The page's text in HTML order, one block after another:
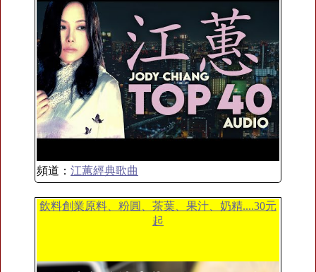
頻道： 江蕙經典歌曲
飲料創業原料、粉圓、茶葉、果汁、奶精....30元
起